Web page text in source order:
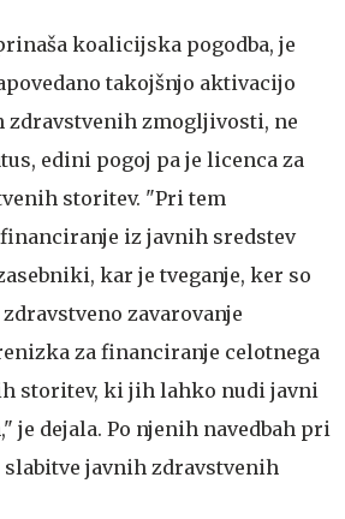
koalicijska pogodba, je
takojšnjo aktivacijo
zmogljivosti, ne
edini pogoj pa je licenca za
storitev. "Pri tem
financiranje iz javnih sredstev
kar je tveganje, ker so
zavarovanje
za financiranje celotnega
storitev, ki jih lahko nudi javni
je dejala. Po njenih navedbah pri
slabitve javnih zdravstvenih